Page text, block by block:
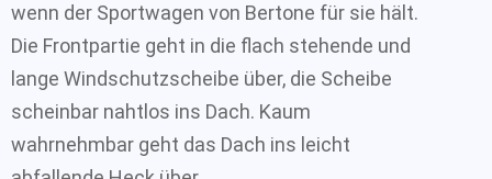
wenn der Sportwagen von Bertone für sie hält.
Die Frontpartie geht in die flach stehende und
lange Windschutzscheibe über, die Scheibe
scheinbar nahtlos ins Dach. Kaum
wahrnehmbar geht das Dach ins leicht